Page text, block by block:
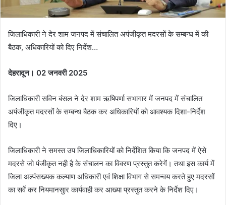
जिलाधिकारी ने देर शाम जनपद में संचालित अपंजीकृत मदरसों के सम्बन्ध में की
बैठक, अधिकारियों को दिए निर्देश…
देहरादून। 02 जनवरी 2025
जिलाधिकारी सविन बंसल ने देर शाम ऋषिपर्णा सभागार में जनपद में संचालित
अपंजीकृत मदरसों के सम्बन्ध बैठक कर अधिकारियों को आवश्यक दिशा-निर्देश
दिए।
जिलाधिकारी ने समस्त उप जिलाधिकारियों को निर्देशित किया कि जनपद में ऐसे
मदरसे जो पंजीकृत नही है के संचालन का विवरण प्रस्तुत करेगें। तथा इस कार्य में
जिला अल्पंसख्यक कल्याण अधिकारी एवं शिक्षा विभाग से समन्वय करते हुए मदरसों
का सर्वे कर नियमानसुार कार्यवाही कर आख्या प्रस्तुत करने के निर्देश दिए।